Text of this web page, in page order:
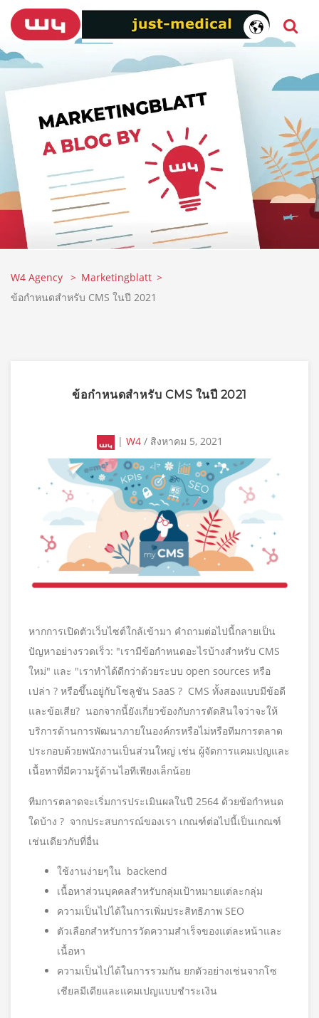
W4 Agency
Marketingblatt
ข้อกำหนดสำหรับ CMS ในปี 2021
ข้อกำหนดสำหรับ CMS ในปี 2021
| W4/ สิงหาคม 5, 2021
หากการเปิดตัวเว็บไซต์ใกล้เข้ามา คำถามต่อไปนี้กลายเป็น
ปัญหาอย่างรวดเร็ว: "เรามีข้อกำหนดอะไรบ้างสำหรับ CMS
ใหม่" และ "เราทำได้ดีกว่าด้วยระบบ open sources หรือ
เปล่า ? หรือขึ้นอยู่กับโซลูชัน SaaS ? CMS ทั้งสองแบบมีข้อดี
และข้อเสีย? นอกจากนี้ยังเกี่ยวข้องกับการตัดสินใจว่าจะให้
บริการด้านการพัฒนาภายในองค์กรหรือไม่หรือทีมการตลาด
ประกอบด้วยพนักงานเป็นส่วนใหญ่ เช่น ผู้จัดการแคมเปญและ
เนื้อหาที่มีความรู้ด้านไอทีเพียงเล็กน้อย
ทีมการตลาดจะเริ่มการประเมินผลในปี 2564 ด้วยข้อกำหนด
ใดบ้าง ? จากประสบการณ์ของเรา เกณฑ์ต่อไปนี้เป็นเกณฑ์
เช่นเดียวกับที่อื่น
ใช้งานง่ายๆใน backend
เนื้อหาส่วนบุคคลสำหรับกลุ่มเป้าหมายแต่ละกลุ่ม
ความเป็นไปได้ในการเพิ่มประสิทธิภาพ SEO
ตัวเลือกสำหรับการวัดความสำเร็จของแต่ละหน้าและ
เนื้อหา
ความเป็นไปได้ในการรวมกัน ยกตัวอย่างเช่นจากโซ
เชียลมีเดียและแคมเปญแบบชำระเงิน